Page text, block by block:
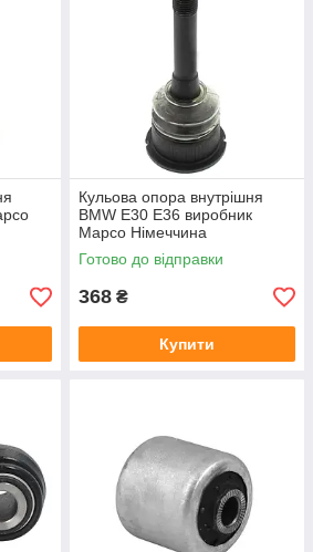
Кульова опора внутрішня
BMW E30 E36 виробник
Mapco Німеччина
Готово до відправки
368 ₴
Купити